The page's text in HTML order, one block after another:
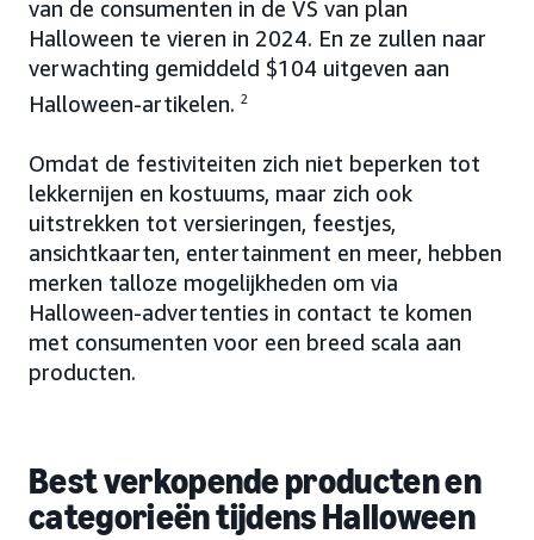
van de consumenten in de VS van plan
Halloween te vieren in 2024. En ze zullen naar
verwachting gemiddeld $104 uitgeven aan
Halloween-artikelen. 2
Omdat de festiviteiten zich niet beperken tot
lekkernijen en kostuums, maar zich ook
uitstrekken tot versieringen, feestjes,
ansichtkaarten, entertainment en meer, hebben
merken talloze mogelijkheden om via
Halloween-advertenties in contact te komen
met consumenten voor een breed scala aan
producten.
Best verkopende producten en
categorieën tijdens Halloween